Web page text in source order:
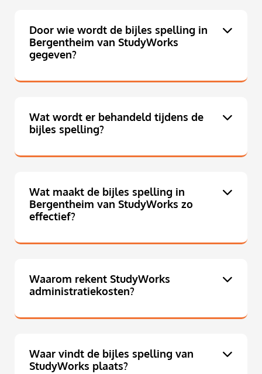
Door wie wordt de bijles spelling in
Bergentheim van StudyWorks
gegeven?
Wat wordt er behandeld tijdens de
bijles spelling?
Wat maakt de bijles spelling in
Bergentheim van StudyWorks zo
effectief?
Waarom rekent StudyWorks
administratiekosten?
Waar vindt de bijles spelling van
StudyWorks plaats?